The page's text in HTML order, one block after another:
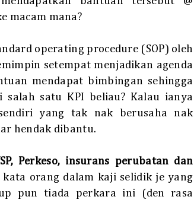
macam mana?
operating procedure (SOP) oleh
setempat menjadikan agenda
mendapat bimbingan sehingga
salah satu KPI beliau? Kalau ianya
yang tak nak berusaha nak
hendak dibantu.
Perkeso, insurans perubatan dan
orang dalam kaji selidik je yang
pun tiada perkara ini (den rasa